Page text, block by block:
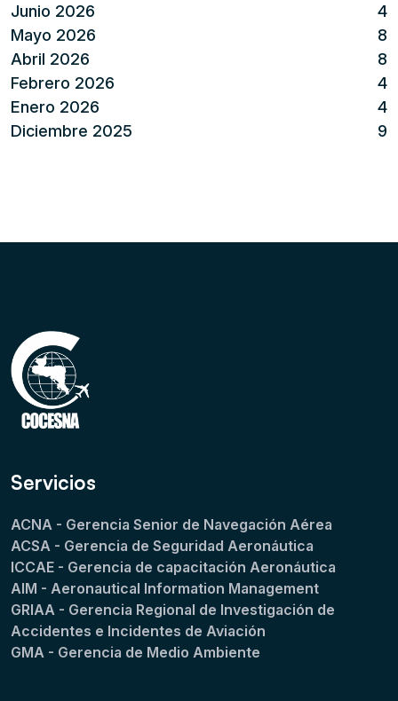
Junio 2026
4
Mayo 2026
8
Abril 2026
8
Febrero 2026
4
Enero 2026
4
Diciembre 2025
9
Servicios
ACNA - Gerencia Senior de Navegación Aérea
ACSA - Gerencia de Seguridad Aeronáutica
ICCAE - Gerencia de capacitación Aeronáutica
AIM - Aeronautical Information Management
GRIAA - Gerencia Regional de Investigación de
Accidentes e Incidentes de Aviación
GMA - Gerencia de Medio Ambiente